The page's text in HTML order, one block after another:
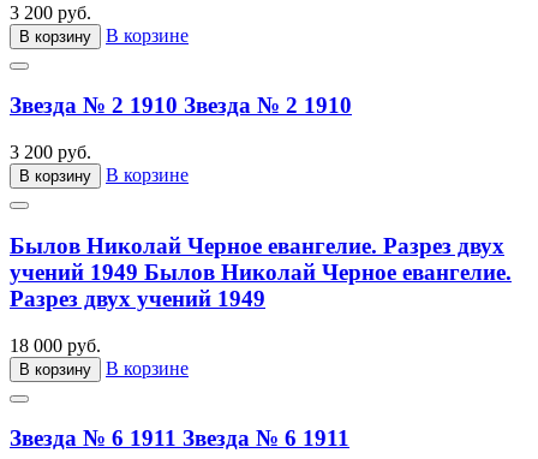
3 200 руб.
В корзину В корзине
Звезда № 2 1910 Звезда № 2 1910
3 200 руб.
В корзину В корзине
Былов Николай Черное евангелие. Разрез двух
учений 1949 Былов Николай Черное евангелие.
Разрез двух учений 1949
18 000 руб.
В корзину В корзине
Звезда № 6 1911 Звезда № 6 1911